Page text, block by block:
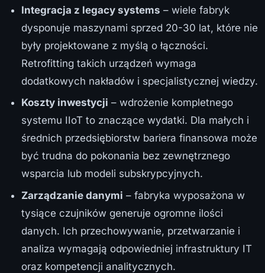
Integracja z legacy systems – wiele fabryk
dysponuje maszynami sprzed 20-30 lat, które nie
były projektowane z myślą o łączności.
Retrofitting takich urządzeń wymaga
dodatkowych nakładów i specjalistycznej wiedzy.
Koszty inwestycji – wdrożenie kompletnego
systemu IIoT to znaczące wydatki. Dla małych i
średnich przedsiębiorstw bariera finansowa może
być trudna do pokonania bez zewnętrznego
wsparcia lub modeli subskrypcyjnych.
Zarządzanie danymi – fabryka wyposażona w
tysiące czujników generuje ogromne ilości
danych. Ich przechowywanie, przetwarzanie i
analiza wymagają odpowiedniej infrastruktury IT
oraz kompetencji analitycznych.